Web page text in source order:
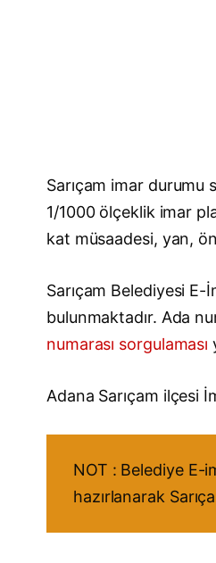
Sarıçam imar durumu
1/1000 ölçeklik imar
kat müsaadesi, yan,
Sarıçam Belediyesi
bulunmaktadır. Ada
numarası sorgulaması
Adana Sarıçam ilçesi
NOT : Belediye E-
hazırlanarak